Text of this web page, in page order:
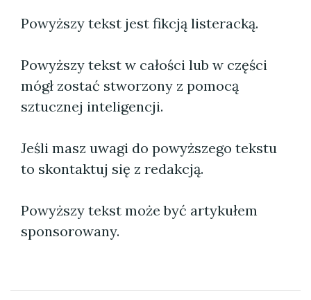
Powyższy tekst jest fikcją listeracką.
Powyższy tekst w całości lub w części
mógł zostać stworzony z pomocą
sztucznej inteligencji.
Jeśli masz uwagi do powyższego tekstu
to skontaktuj się z redakcją.
Powyższy tekst może być artykułem
sponsorowany.